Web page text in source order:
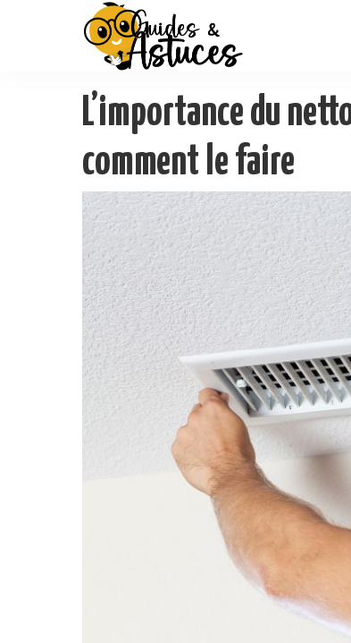
L’importance du
comment le faire